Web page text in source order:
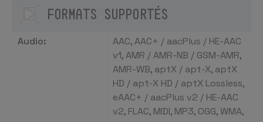
FORMATS SUPPORTÉS
Audio:
AAC, AAC+ / aacPlus / HE-AAC
v1, AMR / AMR-NB / GSM-AMR,
AMR-WB, aptX / apt-X, aptX
HD / apt-X HD / aptX Lossless,
eAAC+ / aacPlus v2 / HE-AAC
v2, FLAC, MIDI, MP3, OGG, WMA,